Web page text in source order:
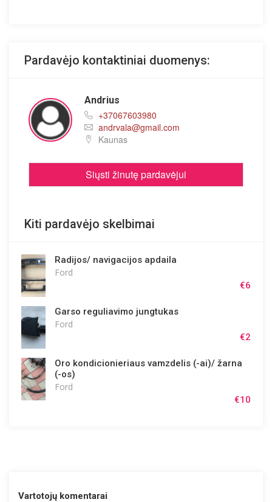
Pardavėjo kontaktiniai duomenys:
Andrius
+37067603980
andrvala@gmail.com
Kaunas
Siųsti žinutę pardavėjui
Kiti pardavėjo skelbimai
Radijos/ navigacijos apdaila
Ford
€6
Garso reguliavimo jungtukas
Ford
€2
Oro kondicionieriaus vamzdelis (-ai)/ žarna
(-os)
Ford
€10
Vartotojų komentarai